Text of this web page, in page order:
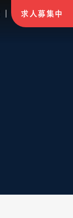
求人募集中